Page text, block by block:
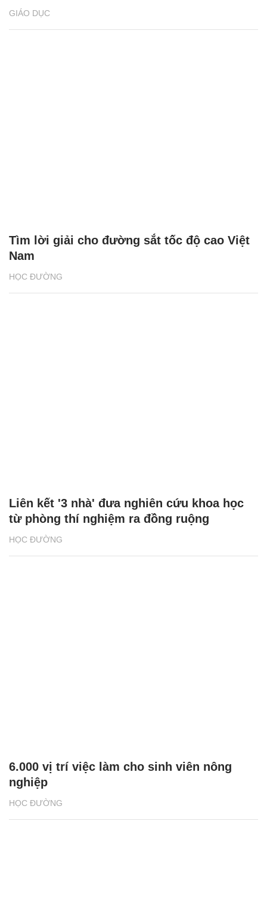
GIÁO DỤC
HỌC ĐƯỜNG
Tìm lời giải cho đường sắt tốc độ cao Việt
Nam
HỌC ĐƯỜNG
Liên kết '3 nhà' đưa nghiên cứu khoa học
từ phòng thí nghiệm ra đồng ruộng
HỌC ĐƯỜNG
6.000 vị trí việc làm cho sinh viên nông
nghiệp